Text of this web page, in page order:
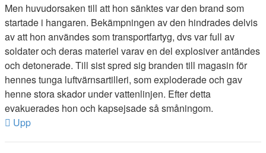
Men huvudorsaken till att hon sänktes var den brand som
startade i hangaren. Bekämpningen av den hindrades delvis
av att hon användes som transportfartyg, dvs var full av
soldater och deras materiel varav en del explosiver antändes
och detonerade. Till sist spred sig branden till magasin för
hennes tunga luftvärnsartilleri, som exploderade och gav
henne stora skador under vattenlinjen. Efter detta
evakuerades hon och kapsejsade så småningom.
Upp